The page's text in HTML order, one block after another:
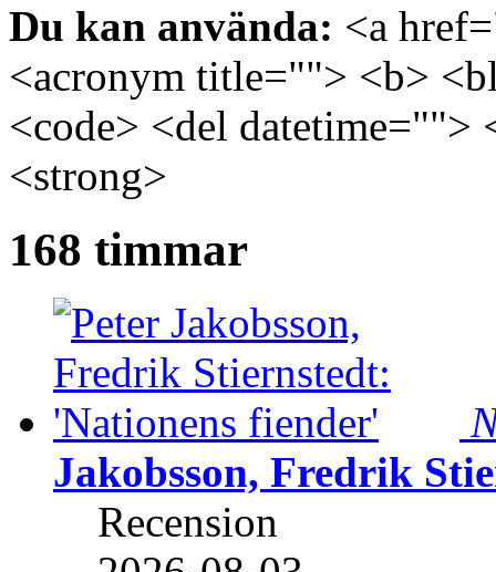
Du kan använda: <a
<acronym title=""> <b>
<code> <del
<strong>
168 timmar
Jakobsson, Fredrik
Recension